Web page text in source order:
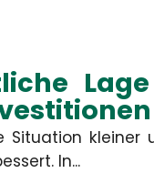
Situation
In...
+49 3671 6743-0
+49 3671 6743-22
schiemann[at]hsh24.de